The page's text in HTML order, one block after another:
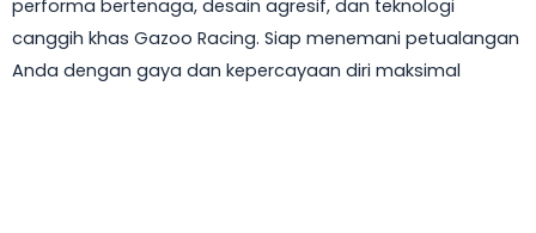
performa bertenaga, desain agresif, dan teknologi
canggih khas Gazoo Racing. Siap menemani petualangan
Anda dengan gaya dan kepercayaan diri maksimal